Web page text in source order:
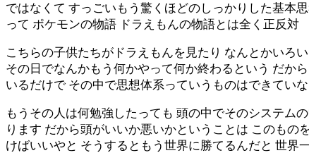
ではなくて すっごいもう驚くほどのしっかりした基本
って ポケモンの物語 ドラえもんの物語とは全く正反対
こちらの子供たちがドラえもんを見たり なんとかいろ
その日でなんかもう何かやって何か終わるという だか
いるだけで その中で思想体系っていうものはできてい
もうその人は何勉強したっても 頭の中でそのシステム
ります だから頭がいいか悪いかということは このも
けばいいやと そうするともう世界に勝てるんだと 世界